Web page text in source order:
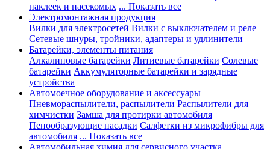
наклеек и насекомых ... Показать все
Электромонтажная продукция
Вилки для электросетей Вилки с выключателем и реле
Сетевые шнуры, тройники, адаптеры и удлинители
Батарейки, элементы питания
Алкалиновые батарейки Литиевые батарейки Солевые
батарейки Аккумуляторные батарейки и зарядные
устройства
Автомоечное оборудование и аксессуары
Пневмораспылители, распылители Распылители для
химчистки Замша для протирки автомобиля
Пенообразующие насадки Салфетки из микрофибры для
автомобиля ... Показать все
Автомобильная химия для сервисного участка